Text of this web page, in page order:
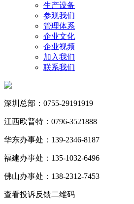
生产设备
参观我们
管理体系
企业文化
企业视频
加入我们
联系我们
深圳总部：0755-29191919
江西欧普特：0796-3521888
华东办事处：139-2346-8187
福建办事处：135-1032-6496
佛山办事处：138-2312-7453
查看投诉反馈二维码